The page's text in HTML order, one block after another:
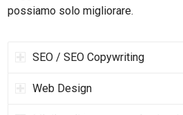
possiamo solo migliorare.
SEO / SEO Copywriting
Web Design